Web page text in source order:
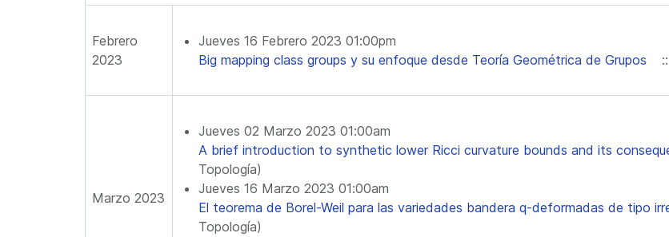
Febrero
2023
Jueves 16 Febrero 2023 01:00pm
Big mapping class groups y su enfoque desde Teoría Geométrica de Grupos
Marzo 2023
Jueves 02 Marzo 2023 01:00am
A brief introduction to synthetic lower Ricci curvature bounds and its
Topología)
Jueves 16 Marzo 2023 01:00am
El teorema de Borel-Weil para las variedades bandera q-deformadas de tipo
Topología)